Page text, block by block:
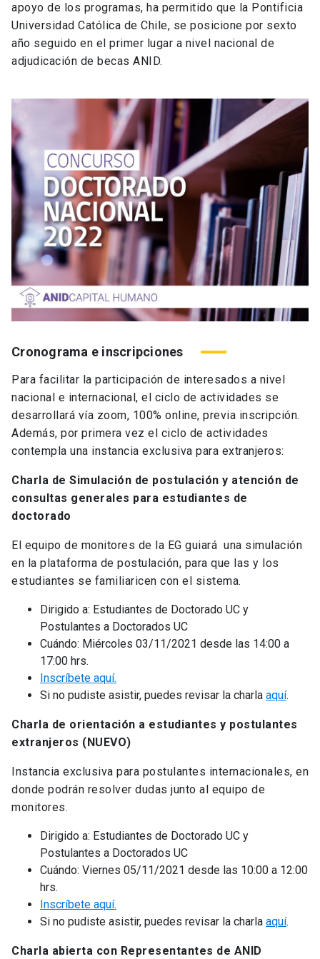
apoyo de los programas, ha permitido que la Pontificia
Universidad Católica de Chile, se posicione por sexto
año seguido en el primer lugar a nivel nacional de
adjudicación de becas ANID.
Cronograma e inscripciones
Para facilitar la participación de interesados a nivel
nacional e internacional, el ciclo de actividades se
desarrollará vía zoom, 100% online, previa inscripción.
Además, por primera vez el ciclo de actividades
contempla una instancia exclusiva para extranjeros:
Charla de Simulación de postulación y atención de
consultas generales para estudiantes de
doctorado
El equipo de monitores de la EG guiará una simulación
en la plataforma de postulación, para que las y los
estudiantes se familiaricen con el sistema.
Dirigido a: Estudiantes de Doctorado UC y
Postulantes a Doctorados UC
Cuándo: Miércoles 03/11/2021 desde las 14:00 a
17:00 hrs.
Inscríbete aquí.
Si no pudiste asistir, puedes revisar la charla aquí.
Charla de orientación a estudiantes y postulantes
extranjeros (NUEVO)
Instancia exclusiva para postulantes internacionales, en
donde podrán resolver dudas junto al equipo de
monitores.
Dirigido a: Estudiantes de Doctorado UC y
Postulantes a Doctorados UC
Cuándo: Viernes 05/11/2021 desde las 10:00 a 12:00
hrs.
Inscríbete aquí.
Si no pudiste asistir, puedes revisar la charla aquí.
Charla abierta con Representantes de ANID